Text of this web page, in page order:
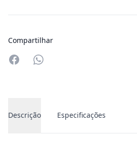
Compartilhar
Compartilhar no Whatsapp
Descrição Especificações